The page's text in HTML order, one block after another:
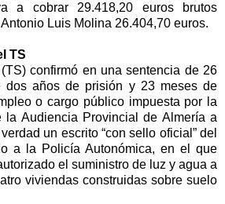
a cobrar 29.418,20 euros brutos
Luis Molina 26.404,70 euros.
TS
confirmó en una sentencia de 26
años de prisión y 23 meses de
o cargo público impuesta por la
la Audiencia Provincial de Almería a
un escrito “con sello oficial” del
a la Policía Autonómica, en el que
el suministro de luz y agua a
viviendas construidas sobre suelo